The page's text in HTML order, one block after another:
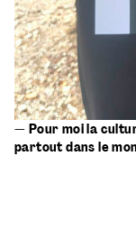
— Pour moi la
partout dans le